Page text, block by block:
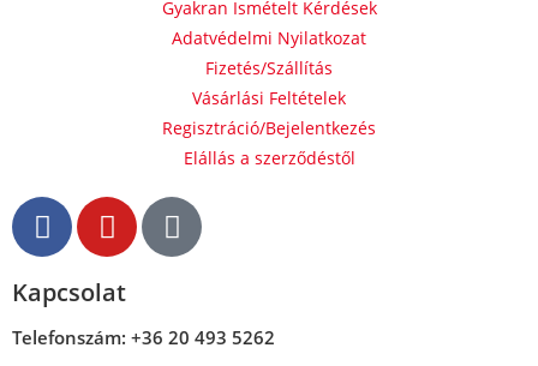
Gyakran Ismételt Kérdések
Adatvédelmi Nyilatkozat
Fizetés/Szállítás
Vásárlási Feltételek
Regisztráció/Bejelentkezés
Elállás a szerződéstől
Kapcsolat
Telefonszám: +36 20 493 5262